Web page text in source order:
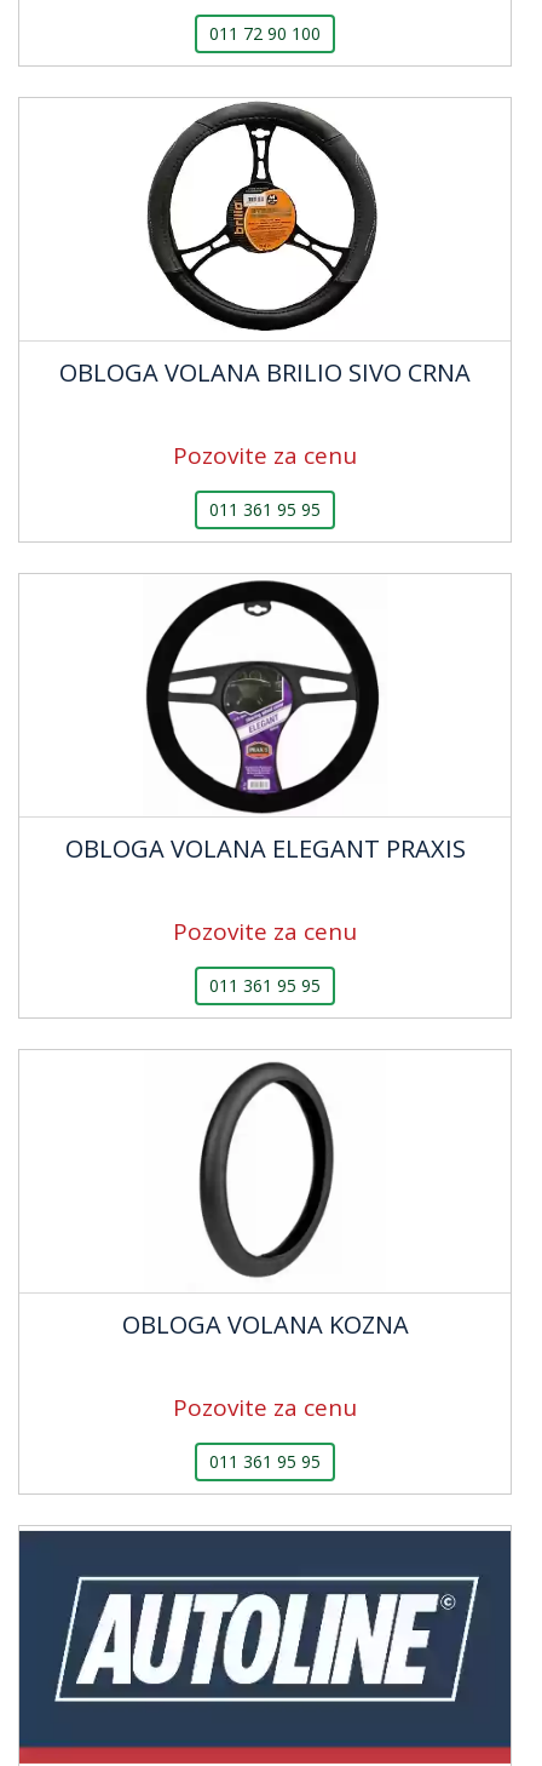
011 72 90 100
OBLOGA VOLANA BRILIO SIVO CRNA
Pozovite za cenu
011 361 95 95
OBLOGA VOLANA ELEGANT PRAXIS
Pozovite za cenu
011 361 95 95
OBLOGA VOLANA KOZNA
Pozovite za cenu
011 361 95 95